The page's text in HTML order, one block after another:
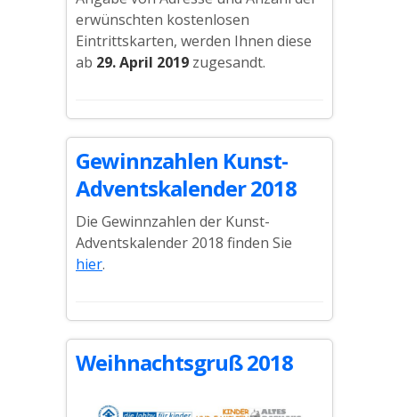
erwünschten kostenlosen
Eintrittskarten, werden Ihnen diese
ab 29. April 2019 zugesandt.
Gewinnzahlen Kunst-
Adventskalender 2018
Die Gewinnzahlen der Kunst-
Adventskalender 2018 finden Sie
hier.
Weihnachtsgruß 2018